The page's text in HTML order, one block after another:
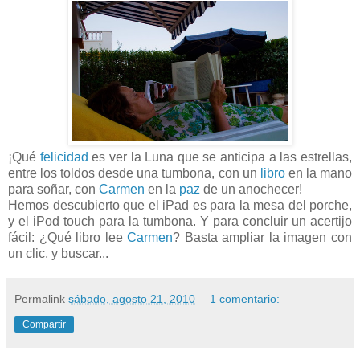
¡Qué felicidad es ver la Luna que se anticipa a las estrellas,
entre los toldos desde una tumbona, con un libroen la mano
para soñar, con Carmen en la paz de un anochecer!
Hemos descubierto que el iPad es para la mesa del porche,
y el iPod touch para la tumbona. Y para concluir un acertijo
fácil: ¿Qué libro leeCarmen? Basta ampliar la imagen con
un clic, y buscar...
Permalink sábado, agosto 21, 2010 1 comentario:
Compartir